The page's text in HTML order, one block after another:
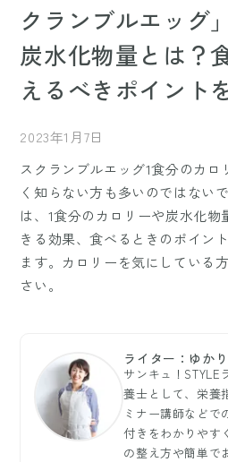
クランブルエッグ
炭水化物量とは？
えるべきポイント
2023年1月7日
スクランブルエッグ1食分のカロ
く知らない方も多いのではない
は、1食分のカロリーや炭水化
きる効果、食べるときのポイン
ます。カロリーを気にしている
さい。
ライター：ゆかり
サンキュ！STYLE
養士として、栄養
ミナー講師などで
付きをわかりやす
の整え方や簡単で